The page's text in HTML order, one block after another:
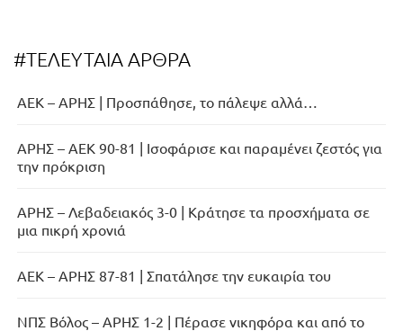
#ΤΕΛΕΥΤΑΙΑ ΑΡΘΡΑ
ΑΕΚ – ΑΡΗΣ | Προσπάθησε, το πάλεψε αλλά…
ΑΡΗΣ – ΑΕΚ 90-81 | Ισοφάρισε και παραμένει ζεστός για
την πρόκριση
ΑΡΗΣ – Λεβαδειακός 3-0 | Κράτησε τα προσχήματα σε
μια πικρή χρονιά
ΑΕΚ – ΑΡΗΣ 87-81 | Σπατάλησε την ευκαιρία του
ΝΠΣ Βόλος – ΑΡΗΣ 1-2 | Πέρασε νικηφόρα και από το